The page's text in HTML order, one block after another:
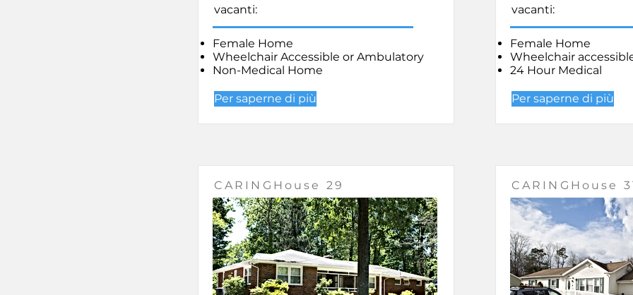
vacanti:
Female Home
Wheelchair Accessible or Ambulatory
Non-Medical Home
Per saperne di più
CARINGHouse 29
vacanti:
Female Home
Wheelchair
24 Hour Medical
Per saperne di più
CARINGHouse